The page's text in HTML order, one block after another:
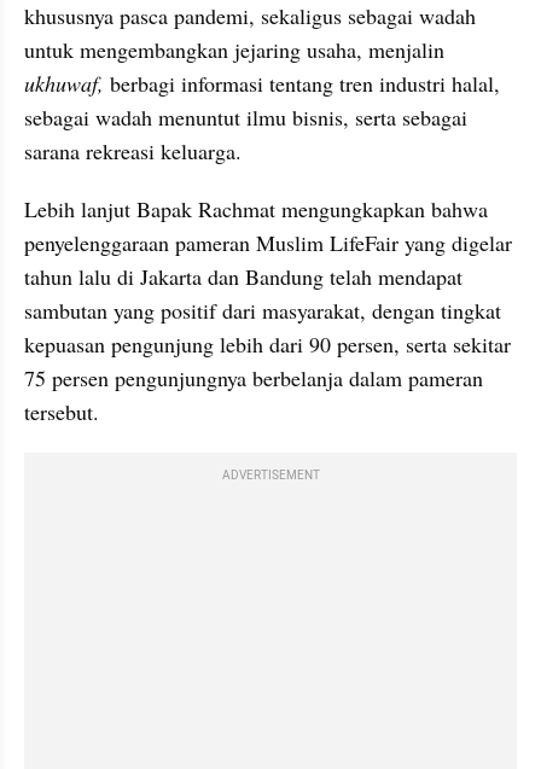
khususnya pasca pandemi, sekaligus sebagai wadah
ukhuwaf, berbagi informasi tentang tren industri halal,
sebagai wadah menuntut ilmu bisnis, serta sebagai
sarana rekreasi keluarga.
Lebih lanjut Bapak Rachmat mengungkapkan bahwa
penyelenggaraan pameran Muslim LifeFair yang digelar
tahun lalu di Jakarta dan Bandung telah mendapat
sambutan yang positif dari masyarakat, dengan tingkat
kepuasan pengunjung lebih dari 90 persen, serta sekitar
75 persen pengunjungnya berbelanja dalam pameran
tersebut.
ADVERTISEMENT